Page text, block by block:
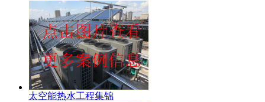
太空能热水工程集锦